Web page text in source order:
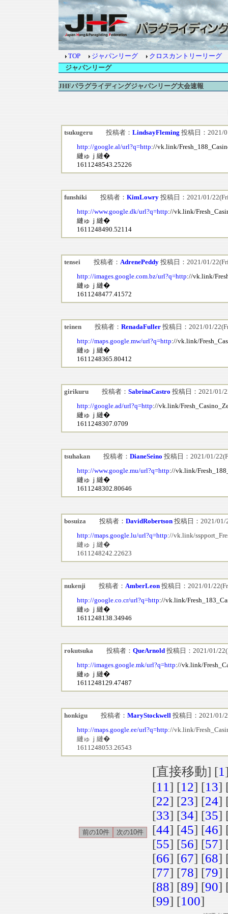
TOP ジャパンリーグ
クロスカントリーリーグ
ジャパンリーグ
JHFパラグライディングジャパンリーグ大会速報
tsukugeru 投稿者： LindsayFleming 投稿日：2021/
http://google.al/url?q=http://vk.link/
縺ゅｊ縺�
1611248543.25226
funshiki 投稿者： KimLowry 投稿日：2021/01/
http://www.google.dk/url?q=http://vk.link/
縺ゅｊ縺�
1611248490.52114
tensei 投稿者： AdrenePeddy 投稿日：2021/01/
http://images.google.com.bz/url?q=http://vk.link/
縺ゅｊ縺�
1611248477.41572
teinen 投稿者： RenadaFuller 投稿日：2021/01/
http://maps.google.mw/url?q=http://vk.link/
縺ゅｊ縺�
1611248365.80412
girikuru 投稿者： SabrinaCastro 投稿日：2021/01/
http://google.ad/url?q=http://vk.link/
縺ゅｊ縺�
1611248307.0709
tsuhakan 投稿者： DianeSeino 投稿日：2021/01/
http://www.google.mu/url?q=http://vk.link/
縺ゅｊ縺�
1611248302.80646
bosuiza 投稿者： DavidRobertson 投稿日：2021/01/
http://maps.google.lu/url?q=http://vk.link/
縺ゅｊ縺�
1611248242.22623
nukenji 投稿者： AmberLeon 投稿日：2021/01/
http://google.co.cr/url?q=http://vk.link/
縺ゅｊ縺�
1611248138.34946
rokutsuka 投稿者： QueArnold 投稿日：2021/01/
http://images.google.mk/url?q=http://vk.link/
縺ゅｊ縺�
1611248129.47487
honkigu 投稿者： MaryStockwell 投稿日：2021/01/
http://maps.google.ee/url?q=http://vk.link/
縺ゅｊ縺�
1611248053.26543
[直接移動] [1
[11 ] [12] [13]
[22] [23] [24]
[33] [34] [35]
[44] [45] [46]
[55] [56] [57]
[66] [67] [68]
[77] [78] [79]
[88] [89] [90]
[99] [100]